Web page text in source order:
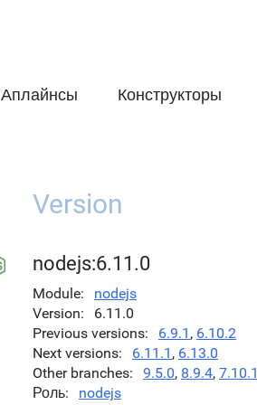
Аплайнсы Конструкторы
Version
nodejs:6.11.0
Module
nodejs
Version
6.11.0
Previous versions
6.9.1 , 6.10.2
Next versions
6.11.1 , 6.13.0
Other branches
9.5.0, 8.9.4, 7.10.1
Роль
nodejs